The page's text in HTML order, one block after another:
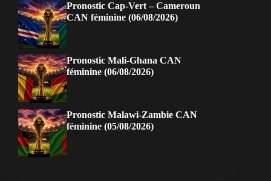
Pronostic Cap-Vert – Cameroun
CAN féminine (06/08/2026)
Pronostic Mali-Ghana CAN
féminine (06/08/2026)
Pronostic Malawi-Zambie CAN
féminine (05/08/2026)